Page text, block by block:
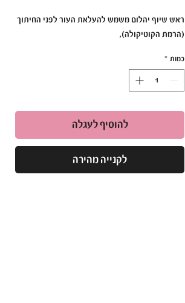
ראש שיוף יהלום משמש להעלאת העור לפני החיתוך
(הרמת הקוטיקולה),
החומר.
ראשי מניקור מצופים יהלום, הראשים החזקים
ראש שיוף יהלום למניקור מספקים תוצאות מצוינות
למניקוריסטיות החל מהשימוש הראשון.
ראשי מניקור יהלום עמידים לחומרי חיטוי ולא
כמות *
להוסיף לעגלה
לקנייה מהירה